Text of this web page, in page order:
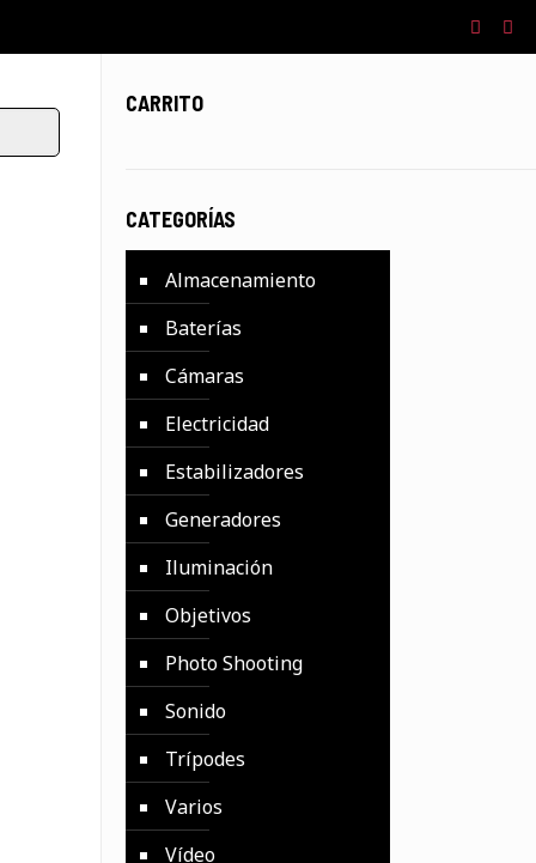
CARRITO
CATEGORÍAS
Almacenamiento
Baterías
Cámaras
Electricidad
Estabilizadores
Generadores
Iluminación
Objetivos
Photo Shooting
Sonido
Trípodes
Varios
Vídeo